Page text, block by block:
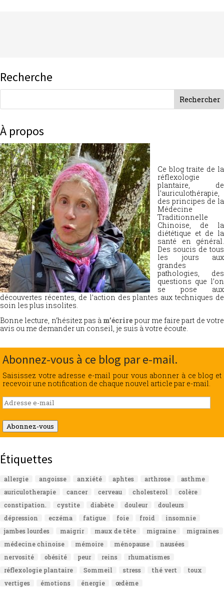
Recherche
À propos
Ce blog traite de la
réflexologie
plantaire, de
l’auriculothérapie,
des principes de la
Médecine
Traditionnelle
Chinoise, de la
diététique et de la
santé en général.
Des soucis de tous
les jours aux
grandes
pathologies, des
questions que l’on
se pose aux
découvertes récentes, de l’action des plantes aux techniques de
soin les plus insolites.
Bonne lecture, n’hésitez pas à m’écrire pour me faire part de votre
avis ou me demander un conseil, je suis à votre écoute.
Abonnez-vous à ce blog par e-mail.
Saisissez votre adresse e-mail pour vous abonner à ce blog et
recevoir une notification de chaque nouvel article par e-mail.
Adresse
e-
mail
Abonnez-vous
Étiquettes
allergie angoisse anxiété aphtes arthrose
asthme
auriculotherapie
cancer cerveau cholesterol
colère
constipation.
cystite diabète douleur
douleurs
dépression
eczéma fatigue foie froid
insomnie
jambes lourdes
maigrir maux de tête migraine
migraines
médecine chinoise
mémoire ménopause
nausées
nervosité
obésité peur reins
rhumatismes
réflexologie plantaire
Sommeil stress thé vert
toux
vertiges
émotions énergie œdème